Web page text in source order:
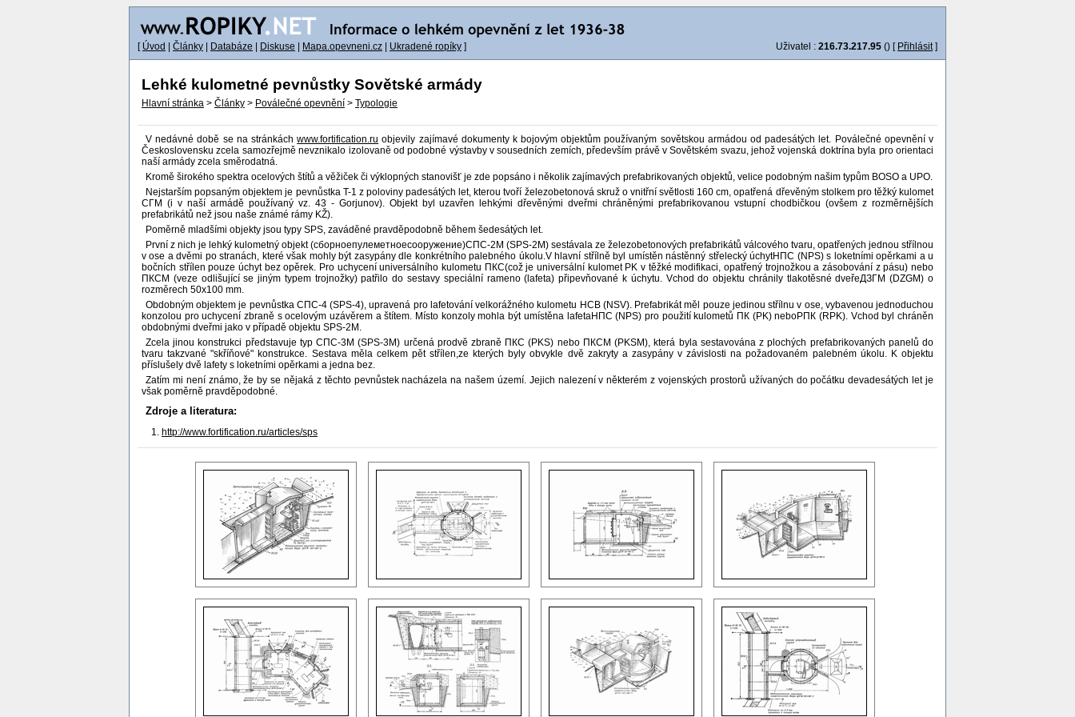
[ Úvod Články Databáze Diskuse Mapa.opevneni.cz Ukradené ropíky ] Uživatel : 216.73.217.95 () [ Přihlásit]
Lehké kulometné pevnůstky Sovětské armády
Hlavní stránka > Články > Poválečné opevnění > Typologie
V nedávné době se na stránkáchwww.fortification.ru objevily zajímavé dokumenty k bojovým objektům používaným sovětskou armádou od padesátých let. Poválečné opevnění v
Československu zcela samozřejmě nevznikalo izolovaně od podobné výstavby v sousedních zemích, především právě v Sovětském svazu, jehož vojenská doktrína byla pro orientaci
naší armády zcela směrodatná.
Kromě širokého spektra ocelových štítů a věžiček či výklopných stanovišť je zde popsáno i několik zajímavých prefabrikovaných objektů, velice podobným našim typům BOSO a UPO.
Nejstarším popsaným objektem je pevnůstka T-1 z poloviny padesátých let, kterou tvoří železobetonová skruž o vnitřní světlosti 160 cm, opatřená dřevěným stolkem pro těžký kulomet
СГМ (i v naší armádě používaný vz. 43 - Gorjunov). Objekt byl uzavřen lehkými dřevěnými dveřmi chráněnými prefabrikovanou vstupní chodbičkou (ovšem z rozměrnějších
prefabrikátů než jsou naše známé rámy KŽ).
Poměrně mladšími objekty jsou typy SPS, zaváděné pravděpodobně během šedesátých let.
První z nich je lehký kulometný objekt (сборноепулеметноесооружение)СПС-2М (SPS-2M) sestávala ze železobetonových prefabrikátů válcového tvaru, opatřených jednou střílnou
v ose a dvěmi po stranách, které však mohly být zasypány dle konkrétního palebného úkolu.V hlavní střílně byl umístěn nástěnný střelecký úchytНПС (NPS) s loketními opěrkami a u
bočních střílen pouze úchyt bez opěrek. Pro uchycení universálního kulometu ПКС(což je universální kulomet PK v těžké modifikaci, opatřený trojnožkou a zásobování z pásu) nebo
ПКСМ (veze odlišující se jiným typem trojnožky) patřilo do sestavy speciální rameno (lafeta) připevňované k úchytu. Vchod do objektu chránily tlakotěsné dveřeДЗГМ (DZGM) o
rozměrech 50x100 mm.
Obdobným objektem je pevnůstka СПС-4 (SPS-4), upravená pro lafetování velkorážného kulometu НСВ (NSV). Prefabrikát měl pouze jedinou střílnu v ose, vybavenou jednoduchou
konzolou pro uchycení zbraně s ocelovým uzávěrem a štítem. Místo konzoly mohla být umístěna lafetaНПС (NPS) pro použití kulometů ПК (PK) neboРПК (RPK). Vchod byl chráněn
obdobnými dveřmi jako v případě objektu SPS-2M.
Zcela jinou konstrukci představuje typ СПС-3М (SPS-3M) určená prodvě zbraně ПКС (PKS) nebo ПКСМ (PKSM), která byla sestavována z plochých prefabrikovaných panelů do
tvaru takzvané "skříňové" konstrukce. Sestava měla celkem pět střílen,ze kterých byly obvykle dvě zakryty a zasypány v závislosti na požadovaném palebném úkolu. K objektu
příslušely dvě lafety s loketními opěrkami a jedna bez.
Zatím mi není známo, že by se nějaká z těchto pevnůstek nacházela na našem území. Jejich nalezení v některém z vojenských prostorů užívaných do počátku devadesátých let je
však poměrně pravděpodobné.
Zdroje a literatura:
http://www.fortification.ru/articles/sps